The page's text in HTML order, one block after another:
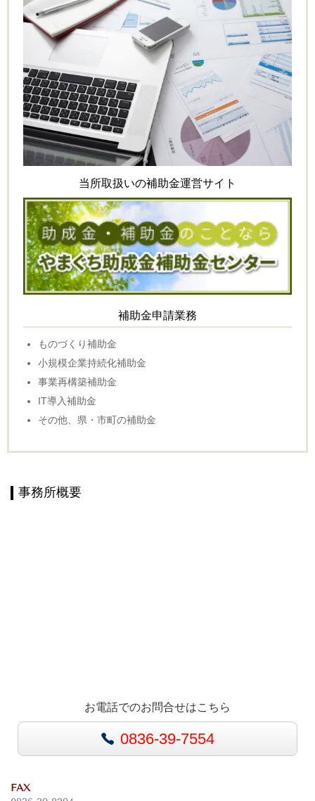
当所取扱いの補助金運営サイト
補助金申請業務
ものづくり補助金
小規模企業持続化補助金
事業再構築補助金
IT導入補助金
その他、県・市町の補助金
事務所概要
お電話でのお問合せはこちら
0836-39-7554
FAX